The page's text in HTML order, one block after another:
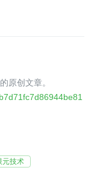
原创文章。
元技术